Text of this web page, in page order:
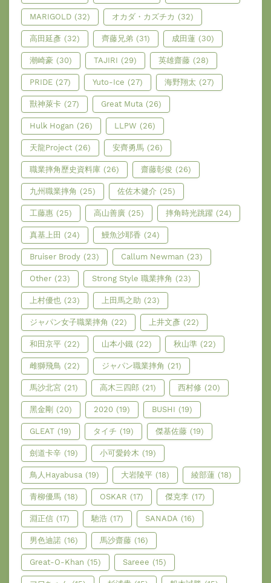
MARIGOLD (32) オカダ・カズチカ (32)
高田延彥 (32) 齊藤兄弟 (31) 成田蓮 (30)
潮崎豪 (30) TAJIRI (29) 英雄齋藤 (28)
PRIDE (27) Yuto-Ice (27) 海野翔太 (27)
獸神萊卡 (27) Great Muta (26)
Hulk Hogan (26) LLPW (26)
天龍Project (26) 安齊勇馬 (26)
職業摔角歷史資料庫 (26) 齋藤彰俊 (26)
九州職業摔角 (25) 佐佐木健介 (25)
工藤惠 (25) 高山善廣 (25) 摔角時光跳躍 (24)
真基上田 (24) 鰻魚沙耶香 (24)
Bruiser Brody (23) Callum Newman (23)
Other (23) Strong Style 職業摔角 (23)
上村優也 (23) 上田馬之助 (23)
ジャパン女子職業摔角 (22) 上井文彥 (22)
和田京平 (22) 山本小鐵 (22) 秋山準 (22)
雌獅飛鳥 (22) ジャパン職業摔角 (21)
馬沙北宮 (21) 高木三四郎 (21) 西村修 (20)
黑金剛 (20) 2020 (19) BUSHI (19)
GLEAT (19) タイチ (19) 傑基佐藤 (19)
劍道卡辛 (19) 小可愛鈴木 (19)
鳥人Hayabusa (19) 大岩陵平 (18) 綾部蓮 (18)
青柳優馬 (18) OSKAR (17) 傑克李 (17)
淵正信 (17) 馳浩 (17) SANADA (16)
男色迪諾 (16) 馬沙齋藤 (16)
Great-O-Khan (15) Sareee (15)